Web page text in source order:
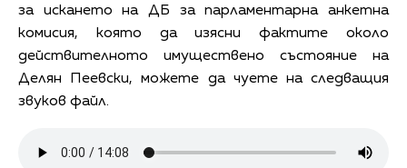
за искането на ДБ за парламентарна анкетна
комисия, която да изясни фактите около
действителното имуществено състояние на
Делян Пеевски, можете да чуете на следващия
звуков файл.